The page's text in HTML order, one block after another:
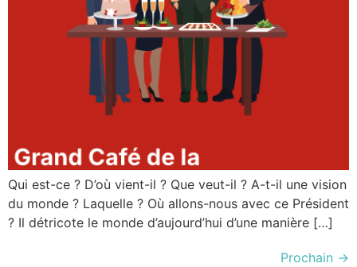
Qui est-ce ? D’où vient-il ? Que veut-il ? A-t-il une vision
du monde ? Laquelle ? Où allons-nous avec ce Président
? Il détricote le monde d’aujourd’hui d’une manière […]
Prochain →